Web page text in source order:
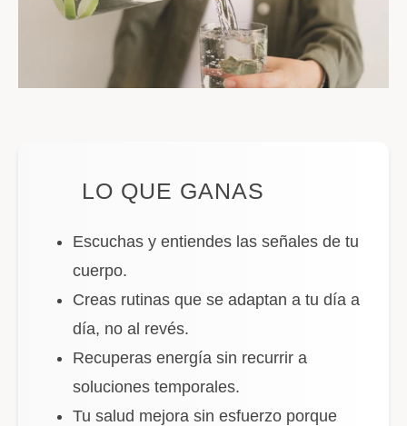
LO QUE GANAS
Escuchas y entiendes las señales de tu
cuerpo.
Creas rutinas que se adaptan a tu día a
día, no al revés.
Recuperas energía sin recurrir a
soluciones temporales.
Tu salud mejora sin esfuerzo porque